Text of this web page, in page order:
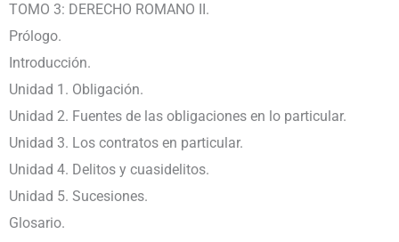
TOMO 3: DERECHO ROMANO II.
Prólogo.
Introducción.
Unidad 1. Obligación.
Unidad 2. Fuentes de las obligaciones en lo particular.
Unidad 3. Los contratos en particular.
Unidad 4. Delitos y cuasidelitos.
Unidad 5. Sucesiones.
Glosario.